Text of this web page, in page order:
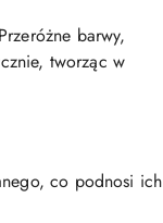
barwy,
tworząc w
co podnosi ich